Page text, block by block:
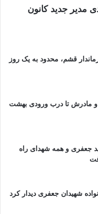
مدیر جدید کانون
قشم، محدود به یک روز
مادرش تا درب ورودی بهشت
جعفری و همه شهدای راه
شهیدان جعفری دیدار کرد